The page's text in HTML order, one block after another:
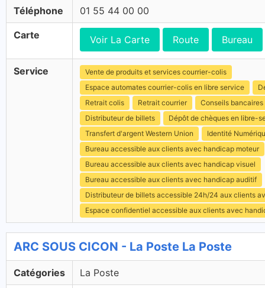
Téléphone 01 55 44 00 00
Carte Voir La Carte Route Bureau
Service
Vente de produits et services courrier-colis
Espace automates courrier-colis en libre service
Retrait colis
Retrait courrier
Conseils bancaires
Distributeur de billets
Dépôt de chèques en libre-
Transfert d'argent Western Union
Identité
Bureau accessible aux clients avec handicap moteur
Bureau accessible aux clients avec handicap visuel
Bureau accessible aux clients avec handicap auditif
Distributeur de billets accessible 24h/24 aux clients
Espace confidentiel accessible aux clients avec
ARC SOUS CICON - La Poste La Poste
Catégories La Poste